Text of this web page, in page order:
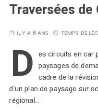
Traversées de
IL Y A 8 ANS TEMPS DE
D es circuits en car
paysages de
cadre de la
d'un plan de paysage sur
régional…